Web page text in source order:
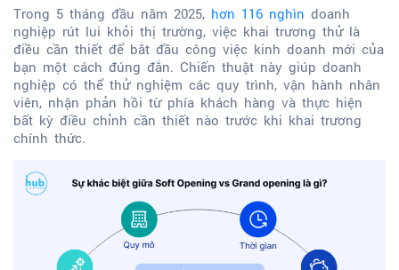
Trong 5 tháng đầu năm 2025, hơn 116 nghìn doanh
nghiệp rút lui khỏi thị trường, việc khai trương thử là
điều cần thiết để bắt đầu công việc kinh doanh mới của
bạn một cách đúng đắn. Chiến thuật này giúp doanh
nghiệp có thể thử nghiệm các quy trình, vận hành nhân
viên, nhận phản hồi từ phía khách hàng và thực hiện
bất kỳ điều chỉnh cần thiết nào trước khi khai trương
chính thức.